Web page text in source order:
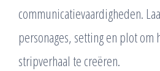
communicatievaardigheden.
personages, setting en plot om
stripverhaal te creëren.